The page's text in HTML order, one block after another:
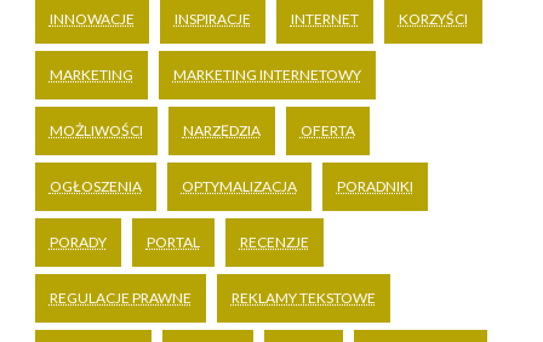
INNOWACJE INSPIRACJE INTERNET KORZYŚCI
MARKETING MARKETING INTERNETOWY
MOŻLIWOŚCI NARZĘDZIA OFERTA
OGŁOSZENIA OPTYMALIZACJA PORADNIKI
PORADY PORTAL RECENZJE
REGULACJE PRAWNE REKLAMY TEKSTOWE